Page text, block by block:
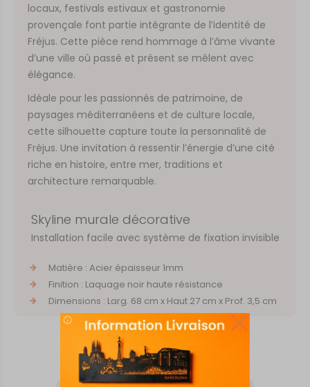
locaux, festivals estivaux et gastronomie
provençale font partie intégrante de l’identité de
Fréjus. Cette pièce rend hommage à l’âme vivante
d’une ville où passé et présent se mêlent avec
élégance.
Idéale pour les passionnés de patrimoine, de
paysages méditerranéens et de culture locale,
cette silhouette capture toute la personnalité de
Fréjus. Une invitation à ressentir l’énergie d’une cité
riche en histoire, entre mer, traditions et
architecture remarquable.
Skyline murale décorative
Installation facile avec système de fixation invisible
Matière : Acier épaisseur 1mm
Finition : Laquage noir haute résistance
Dimensions : Larg. 68 cm x Haut 27 cm x Prof. 3,5 cm
Vous aimerez aussi